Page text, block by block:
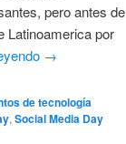
pero antes de
Latinoamerica por
→
de tecnología
,Social Media Day